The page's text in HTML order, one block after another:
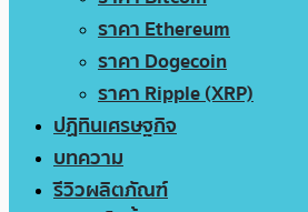
ราคา Ethereum
ราคา Dogecoin
ราคา Ripple (XRP)
ปฏิทินเศรษฐกิจ
บทความ
รีวิวผลิตภัณฑ์